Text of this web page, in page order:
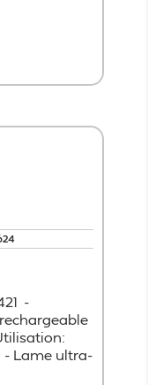
-
- Lame ultra-